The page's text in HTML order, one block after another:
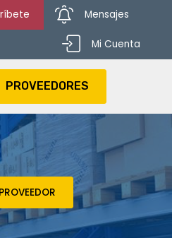
Mensajes
Mi Cuenta
PROVEEDORES